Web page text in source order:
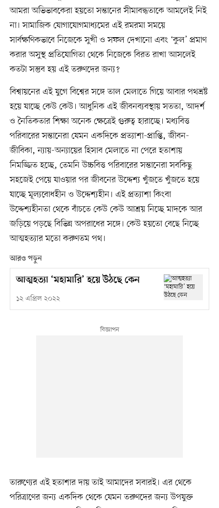
আমরা অভিভাবকেরা হয়তো সন্তানের সীমাবদ্ধতাকে আমলেই নিই
না। সামাজিক যোগাযোগমাধ্যমের এই রমরমা সময়ে
সার্বক্ষণিকভাবে নিজেকে সুখী ও সফল দেখানো এবং ‘কুল’ প্রমাণ
করার অসুস্থ প্রতিযোগিতা থেকে নিজেকে বিরত রাখা আসলেই
কতটা সম্ভব হয় এই তরুণদের জন্য?
বিশ্বায়নের এই যুগে বিশ্বের সঙ্গে তাল মেলাতে গিয়ে আবার পথভ্রষ্ট
হয়ে যাচ্ছে কেউ কেউ। আধুনিক এই জীবনব্যবস্থায় সততা, আদর্শ
ও নৈতিকতার শিক্ষা অনেক ক্ষেত্রেই গুরুত্ব হারাচ্ছে। মধ্যবিত্ত
পরিবারের সন্তানেরা যেমন একদিকে প্রত্যাশা-প্রাপ্তি, জীবন-
জীবিকা, ন্যায়-অন্যায়ের হিসাব মেলাতে না পেরে হতাশায়
নিমজ্জিত হচ্ছে, তেমনি উচ্চবিত্ত পরিবারের সন্তানেরা সবকিছু
সহজেই পেয়ে যাওয়ার পর জীবনের উদ্দেশ্য খুঁজতে খুঁজতে হয়ে
যাচ্ছে মূল্যবোধহীন ও উদ্দেশ্যহীন। এই প্রত্যাশা কিংবা
উদ্দেশ্যহীনতা থেকে বাঁচতে কেউ কেউ আশ্রয় নিচ্ছে মাদকে আর
জড়িয়ে পড়ছে বিভিন্ন অপরাধের সঙ্গে। কেউ হয়তো বেছে নিচ্ছে
আত্মহত্যার মতো করুণতম পথ।
আরও পড়ুন
আত্মহত্যা ‘মহামারি’ হয়ে উঠছে কেন
১২ এপ্রিল ২০২২
তারুণ্যের এই হতাশার দায় তাই আমাদের সবারই। এর থেকে
পরিত্রাণের জন্য একদিক থেকে যেমন তরুণদের জন্য উপযুক্ত